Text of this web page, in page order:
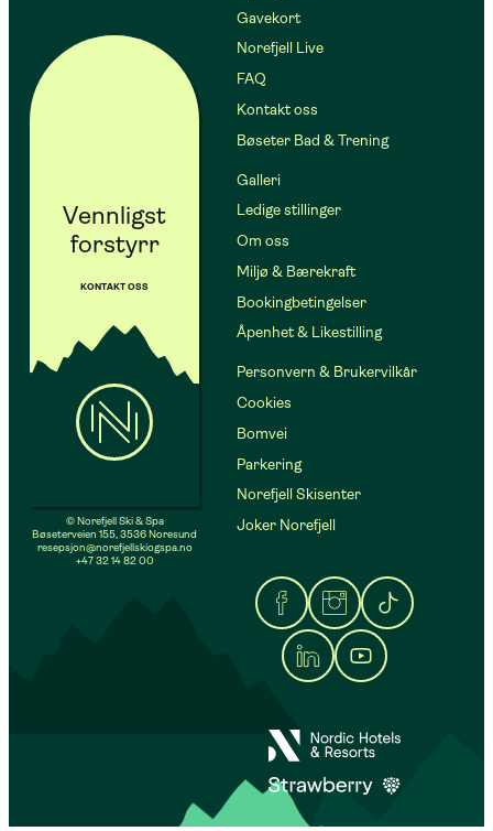
Vennligst
forstyrr
KONTAKT OSS
© Norefjell Ski & Spa
Bøseterveien 155, 3536 Noresund
resepsjon@norefjellskiogspa.no
+47 32 14 82 00
Gavekort
Norefjell Live
FAQ
Kontakt oss
Bøseter Bad & Trening
Galleri
Ledige stillinger
Om oss
Miljø & Bærekraft
Bookingbetingelser
Åpenhet & Likestilling
Personvern & Brukervilkår
Cookies
Bomvei
Parkering
Norefjell Skisenter
Joker Norefjell